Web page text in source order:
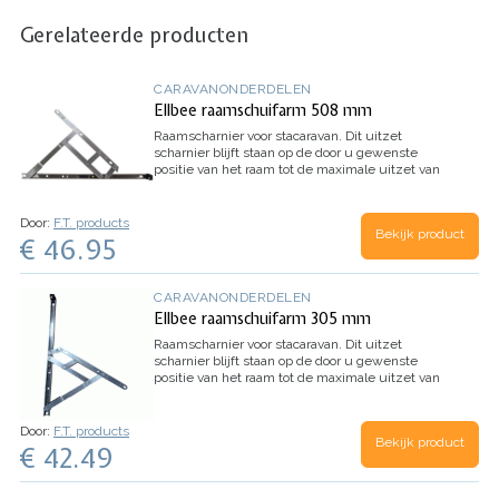
Gerelateerde producten
CARAVANONDERDELEN
Ellbee raamschuifarm 508 mm
Raamscharnier voor stacaravan. Dit uitzet
scharnier blijft staan op de door u gewenste
positie van het raam tot de maximale uitzet van
Hoe weet u of u het juiste scharnier
Demonteer het oude scharnier. Leg
hem plat op tafel en meet het langste gedeelte
op. Is de maat 50,8cm? Dan heeft u nu het juiste
Door: F.T. products
€ 46.95 Bekijk product
CARAVANONDERDELEN
Ellbee raamschuifarm 305 mm
Raamscharnier voor stacaravan. Dit uitzet
scharnier blijft staan op de door u gewenste
positie van het raam tot de maximale uitzet van
nieuwe type scharnieren werken zoals op de
foto's te zien is. Het raam zakt hierbij mee naar
beneden. Deze nieuwe scharnieren zijn sterker
dan de oude scharnieren. Het oude type is
Door: F.T. products
€ 42.49 Bekijk product